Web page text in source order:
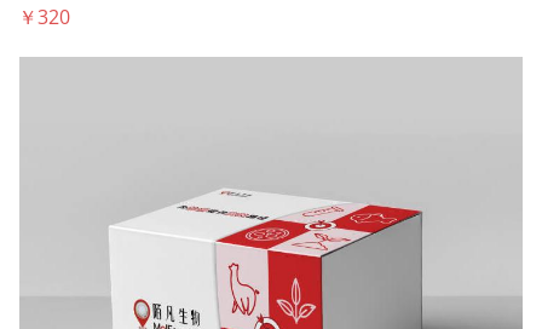
￥320